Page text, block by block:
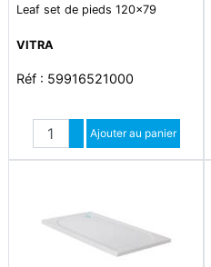
Leaf set de pieds 120x79
VITRA
Réf : 59916521000
Quantité
Augmenter quantité
Diminuer quantité
Ajouter au panier